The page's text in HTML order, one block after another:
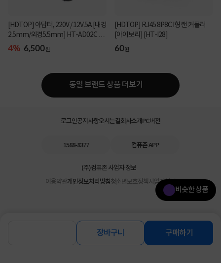
비슷한 상품
장바구니 구매하기
[HDTOP] 아답터, 220V / 12V 5A [내경
2.5mm/외경5.5mm] HT-AD02C 전
원 케이블 일체형 ...
4% 6,500원
[HDTOP] RJ45 8P8C I형 랜 커플러
[아이보리] [HT-I28]
60원
동일 브랜드 상품 더보기
로그인공지사항오시는길회사소개PC버전
1588-8377 컴퓨존 APP
(주)컴퓨존 사업자 정보
이용약관개인정보처리방침청소년보호정책사업자확인